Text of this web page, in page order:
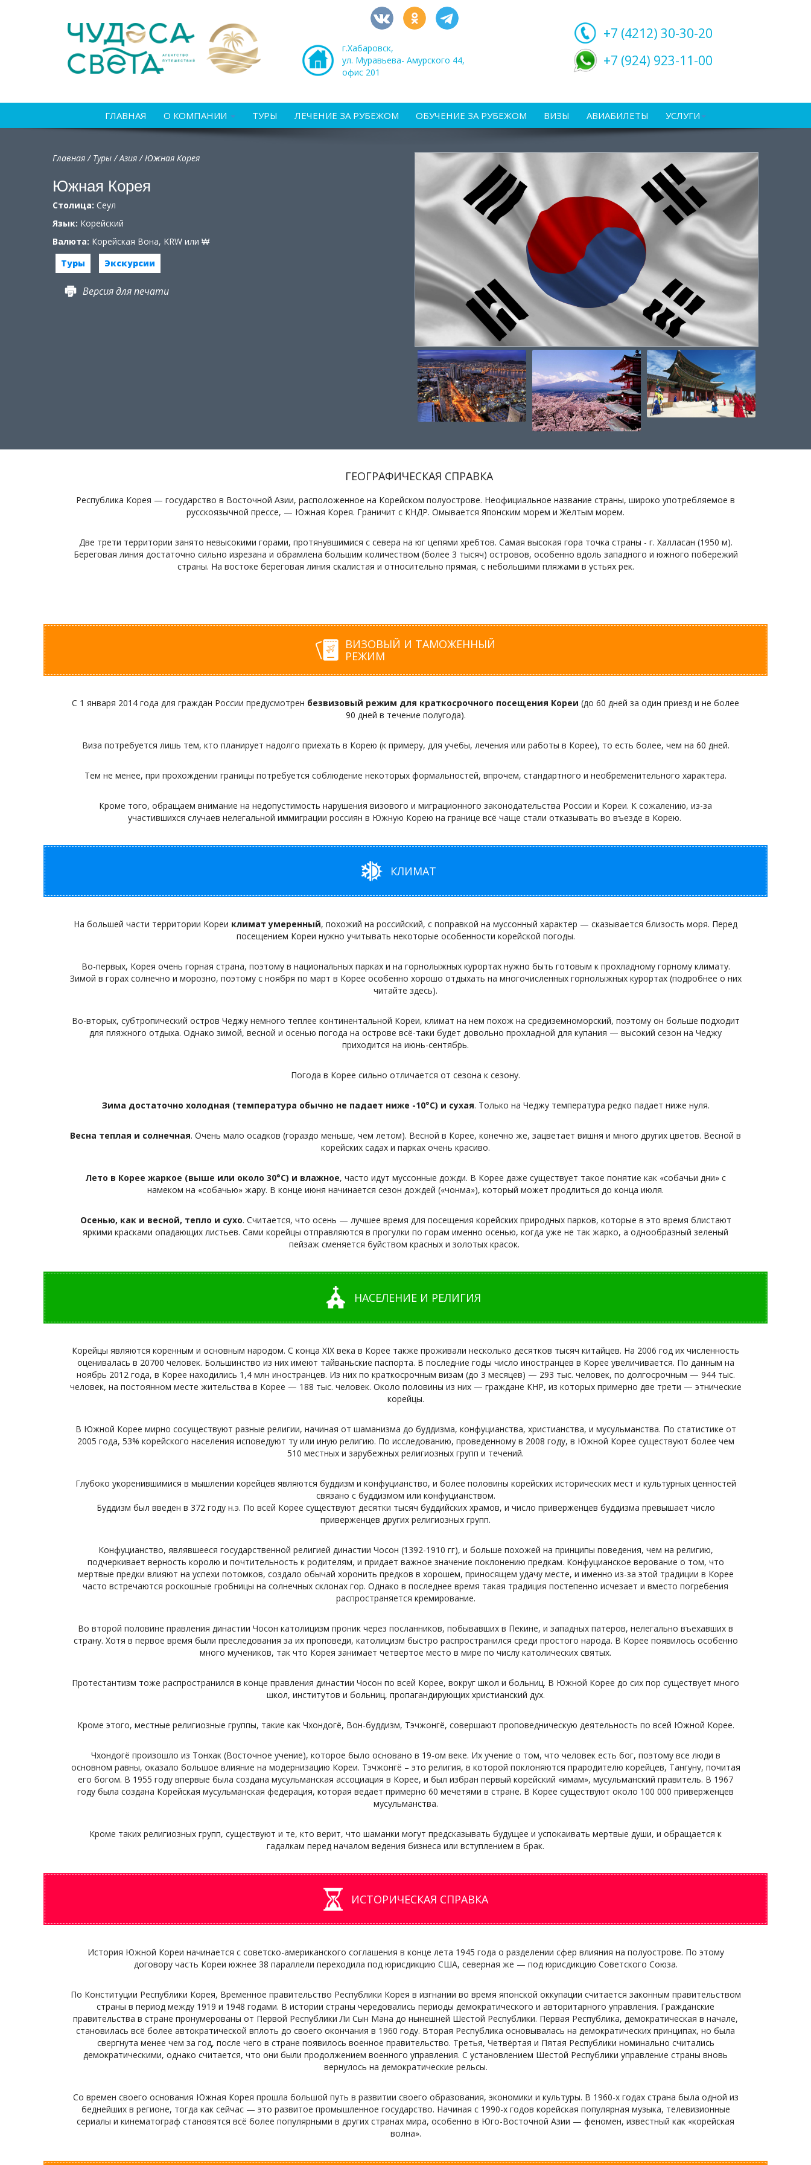
г.Хабаровск,
ул. Муравьева- Амурского 44,
офис 201
+7 (4212) 30-30-20
+7 (924) 923-11-00
ГЛАВНАЯ О КОМПАНИИ ТУРЫ ЛЕЧЕНИЕ ЗА РУБЕЖОМ ОБУЧЕНИЕ ЗА РУБЕЖОМ ВИЗЫ АВИАБИЛЕТЫ УСЛУГИ
Главная/ Туры/Азия/Южная Корея
Южная Корея
Столица: Сеул
Язык: Корейский
Валюта: Корейская Вона, KRW или ₩
Туры
Экскурсии
Версия для печати
ГЕОГРАФИЧЕСКАЯ СПРАВКА
Республика Корея — государство в Восточной Азии, расположенное на Корейском полуострове. Неофициальное название страны, широко употребляемое в
русскоязычной прессе, — Южная Корея. Граничит с КНДР. Омывается Японским морем и Желтым морем.
Две трети территории занято невысокими горами, протянувшимися с севера на юг цепями хребтов. Самая высокая гора точка страны - г. Халласан (1950 м).
Береговая линия достаточно сильно изрезана и обрамлена большим количеством (более 3 тысяч) островов, особенно вдоль западного и южного побережий
страны. На востоке береговая линия скалистая и относительно прямая, с небольшими пляжами в устьях рек.
ВИЗОВЫЙ И ТАМОЖЕННЫЙ
РЕЖИМ
С 1 января 2014 года для граждан России предусмотрен безвизовый режим для краткосрочного посещения Кореи (до 60 дней за один приезд и не более
90 дней в течение полугода).
Виза потребуется лишь тем, кто планирует надолго приехать в Корею (к примеру, для учебы, лечения или работы в Корее), то есть более, чем на 60 дней.
Тем не менее, при прохождении границы потребуется соблюдение некоторых формальностей, впрочем, стандартного и необременительного характера.
Кроме того, обращаем внимание на недопустимость нарушения визового и миграционного законодательства России и Кореи. К сожалению, из-за
участившихся случаев нелегальной иммиграции россиян в Южную Корею на границе всё чаще стали отказывать во въезде в Корею.
КЛИМАТ
На большей части территории Кореи климат умеренный, похожий на российский, с поправкой на муссонный характер — сказывается близость моря. Перед
посещением Кореи нужно учитывать некоторые особенности корейской погоды.
Во-первых, Корея очень горная страна, поэтому в национальных парках и на горнолыжных курортах нужно быть готовым к прохладному горному климату.
Зимой в горах солнечно и морозно, поэтому с ноября по март в Корее особенно хорошо отдыхать на многочисленных горнолыжных курортах (подробнее о них
читайте здесь).
Во-вторых, субтропический остров Чеджу немного теплее континентальной Кореи, климат на нем похож на средиземноморский, поэтому он больше подходит
для пляжного отдыха. Однако зимой, весной и осенью погода на острове всё-таки будет довольно прохладной для купания — высокий сезон на Чеджу
приходится на июнь-сентябрь.
Погода в Корее сильно отличается от сезона к сезону.
Зима достаточно холодная (температура обычно не падает ниже -10°C) и сухая. Только на Чеджу температура редко падает ниже нуля.
Весна теплая и солнечная. Очень мало осадков (гораздо меньше, чем летом). Весной в Корее, конечно же, зацветает вишня и много других цветов. Весной в
корейских садах и парках очень красиво.
Лето в Корее жаркое (выше или около 30°C) и влажное, часто идут муссонные дожди. В Корее даже существует такое понятие как «собачьи дни» с
намеком на «собачью» жару. В конце июня начинается сезон дождей («чонма»), который может продлиться до конца июля.
Осенью, как и весной, тепло и сухо. Считается, что осень — лучшее время для посещения корейских природных парков, которые в это время блистают
яркими красками опадающих листьев. Сами корейцы отправляются в прогулки по горам именно осенью, когда уже не так жарко, а однообразный зеленый
пейзаж сменяется буйством красных и золотых красок.
НАСЕЛЕНИЕ И РЕЛИГИЯ
Корейцы являются коренным и основным народом. С конца XIX века в Корее также проживали несколько десятков тысяч китайцев. На 2006 год их численность
оценивалась в 20700 человек. Большинство из них имеют тайваньские паспорта. В последние годы число иностранцев в Корее увеличивается. По данным на
ноябрь 2012 года, в Корее находились 1,4 млн иностранцев. Из них по краткосрочным визам (до 3 месяцев) — 293 тыс. человек, по долгосрочным — 944 тыс.
человек, на постоянном месте жительства в Корее — 188 тыс. человек. Около половины из них — граждане КНР, из которых примерно две трети — этнические
корейцы.
В Южной Корее мирно сосуществуют разные религии, начиная от шаманизма до буддизма, конфуцианства, христианства, и мусульманства. По статистике от
2005 года, 53% корейского населения исповедуют ту или иную религию. По исследованию, проведенному в 2008 году, в Южной Корее существуют более чем
510 местных и зарубежных религиозных групп и течений.
Глубоко укоренившимися в мышлении корейцев являются буддизм и конфуцианство, и более половины корейских исторических мест и культурных ценностей
связано с буддизмом или конфуцианством.
Буддизм был введен в 372 году н.э. По всей Корее существуют десятки тысяч буддийских храмов, и число приверженцев буддизма превышает число
приверженцев других религиозных групп.
Конфуцианство, являвшееся государственной религией династии Чосон (1392-1910 гг), и больше похожей на принципы поведения, чем на религию,
подчеркивает верность королю и почтительность к родителям, и придает важное значение поклонению предкам. Конфуцианское верование о том, что
мертвые предки влияют на успехи потомков, создало обычай хоронить предков в хорошем, приносящем удачу месте, и именно из-за этой традиции в Корее
часто встречаются роскошные гробницы на солнечных склонах гор. Однако в последнее время такая традиция постепенно исчезает и вместо погребения
распространяется кремирование.
Во второй половине правления династии Чосон католицизм проник через посланников, побывавших в Пекине, и западных патеров, нелегально въехавших в
страну. Хотя в первое время были преследования за их проповеди, католицизм быстро распространился среди простого народа. В Корее появилось особенно
много мучеников, так что Корея занимает четвертое место в мире по числу католических святых.
Протестантизм тоже распространился в конце правления династии Чосон по всей Корее, вокруг школ и больниц. В Южной Корее до сих пор существует много
школ, институтов и больниц, пропагандирующих христианский дух.
Кроме этого, местные религиозные группы, такие как Чхондогё, Вон-буддизм, Тэчжонгё, совершают проповедническую деятельность по всей Южной Корее.
Чхондогё произошло из Тонхак (Восточное учение), которое было основано в 19-ом веке. Их учение о том, что человек есть бог, поэтому все люди в
основном равны, оказало большое влияние на модернизацию Кореи. Тэчжонгё – это религия, в которой поклоняются прародителю корейцев, Тангуну, почитая
его богом. В 1955 году впервые была создана мусульманская ассоциация в Корее, и был избран первый корейский «имам», мусульманский правитель. В 1967
году была создана Корейская мусульманская федерация, которая ведает примерно 60 мечетями в стране. В Корее существуют около 100 000 приверженцев
мусульманства.
Кроме таких религиозных групп, существуют и те, кто верит, что шаманки могут предсказывать будущее и успокаивать мертвые души, и обращается к
гадалкам перед началом ведения бизнеса или вступлением в брак.
ИСТОРИЧЕСКАЯ СПРАВКА
История Южной Кореи начинается с советско-американского соглашения в конце лета 1945 года о разделении сфер влияния на полуострове. По этому
договору часть Кореи южнее 38 параллели переходила под юрисдикцию США, северная же — под юрисдикцию Советского Союза.
По Конституции Республики Корея, Временное правительство Республики Корея в изгнании во время японской оккупации считается законным правительством
страны в период между 1919 и 1948 годами. В истории страны чередовались периоды демократического и авторитарного управления. Гражданские
правительства в стране пронумерованы от Первой Республики Ли Сын Мана до нынешней Шестой Республики. Первая Республика, демократическая в начале,
становилась всё более автократической вплоть до своего окончания в 1960 году. Вторая Республика основывалась на демократических принципах, но была
свергнута менее чем за год, после чего в стране появилось военное правительство. Третья, Четвёртая и Пятая Республики номинально считались
демократическими, однако считается, что они были продолжением военного управления. С установлением Шестой Республики управление страны вновь
вернулось на демократические рельсы.
Со времен своего основания Южная Корея прошла большой путь в развитии своего образования, экономики и культуры. В 1960-х годах страна была одной из
беднейших в регионе, тогда как сейчас — это развитое промышленное государство. Начиная с 1990-х годов корейская популярная музыка, телевизионные
сериалы и кинематограф становятся всё более популярными в других странах мира, особенно в Юго-Восточной Азии — феномен, известный как «корейская
волна».